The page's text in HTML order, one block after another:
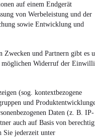
auf einem Endgerät
von Werbeleistung und der
sowie Entwicklung und
und Partnern gibt es
möglichen Widerruf der
(sog. kontextbezogene
und
Daten (z. B. IP-
auch auf Basis von
Sie jederzeit unter